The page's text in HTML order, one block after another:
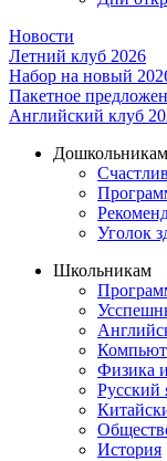
Новости
Летний клуб 2026
Набор на новый
Пакетное
Английский клуб
Дошкольникам
Уголок
Школьникам
Физика
Русский
История